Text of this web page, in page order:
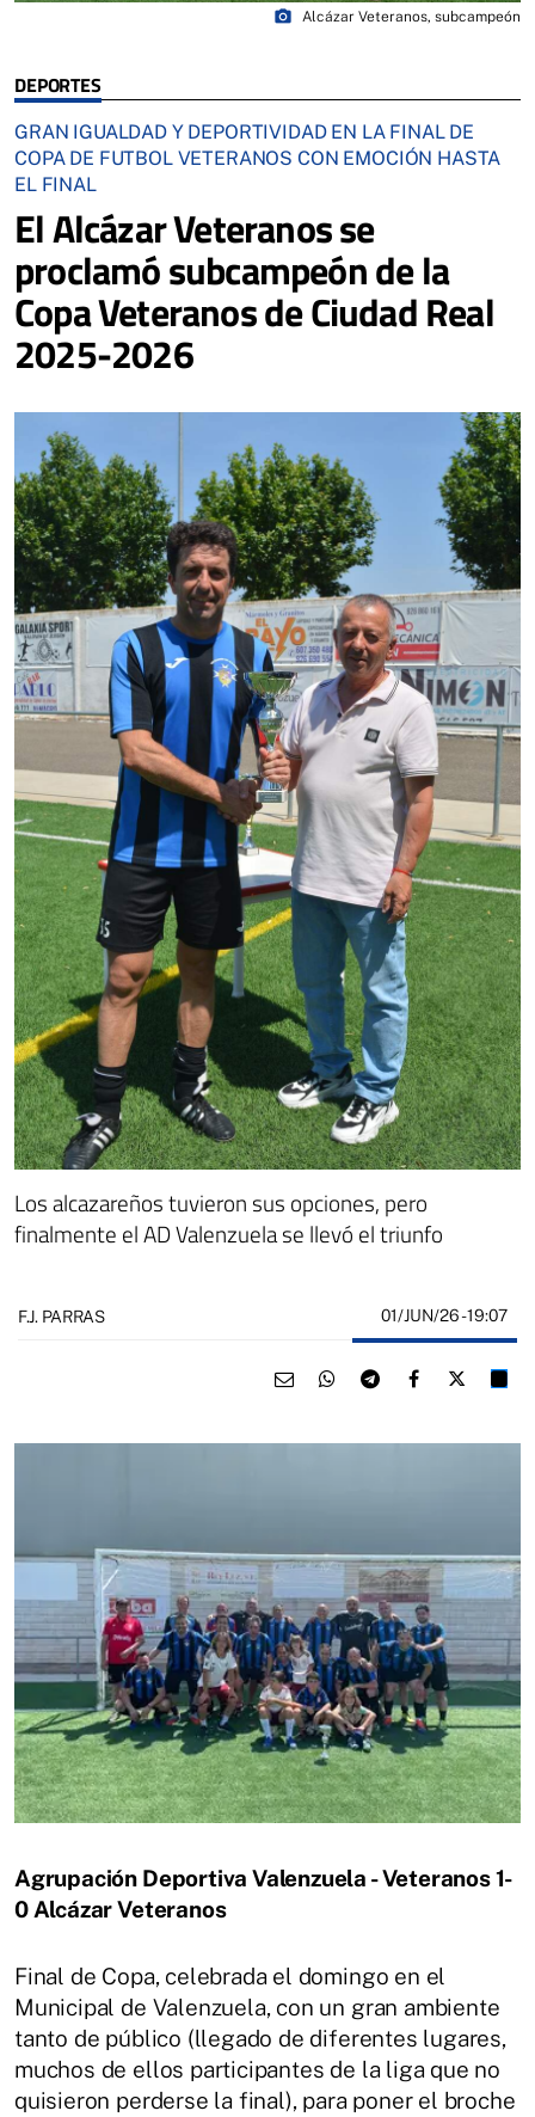
DEPORTES
GRAN IGUALDAD Y DEPORTIVIDAD EN LA FINAL DE
COPA DE FUTBOL VETERANOS CON EMOCIÓN HASTA
EL FINAL
El Alcázar Veteranos se
proclamó subcampeón de la
Copa Veteranos de Ciudad Real
2025-2026
Los alcazareños tuvieron sus opciones, pero
finalmente el AD Valenzuela se llevó el triunfo
photo_camera Alcázar Veteranos, subcampeón
F.J. PARRAS 01/JUN/26- 19:07
Agrupación Deportiva Valenzuela - Veteranos 1-
0 Alcázar Veteranos
Final de Copa, celebrada el domingo en el
Municipal de Valenzuela, con un gran ambiente
tanto de público (llegado de diferentes lugares,
muchos de ellos participantes de la liga que no
quisieron perderse la final), para poner el broche